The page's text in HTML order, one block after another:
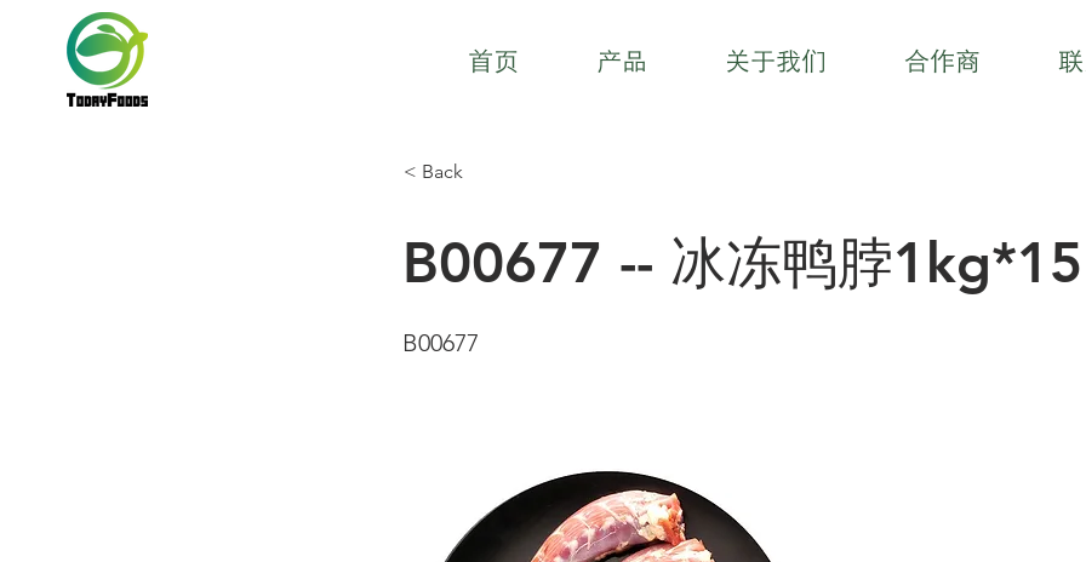
首页 产品 关于我们 合作商
< Back
B00677 -- 冰冻鸭脖1kg*15
B00677